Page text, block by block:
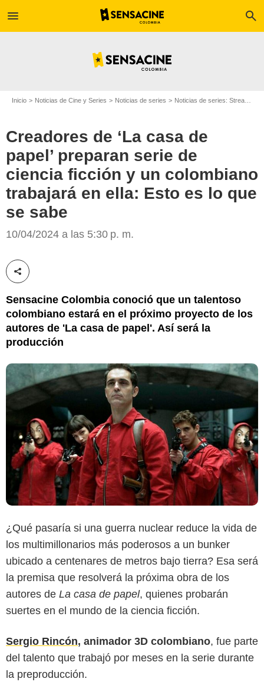
menu search
Inicio Noticias de Cine y Series Noticias de series Noticias de series: Streaming
Creadores de ‘La casa de
papel’ preparan serie de
ciencia ficción y un colombiano
trabajará en ella: Esto es lo que
se sabe
10/04/2024 a las 5:30 p. m.
Compartir esta noticia
Sensacine Colombia conoció que un talentoso
colombiano estará en el próximo proyecto de los
autores de 'La casa de papel'. Así será la
producción
¿Qué pasaría si una guerra nuclear reduce la vida de
los multimillonarios más poderosos a un bunker
ubicado a centenares de metros bajo tierra? Esa será
la premisa que resolverá la próxima obra de los
autores de La casa de papel, quienes probarán
suertes en el mundo de la ciencia ficción.
Sergio Rincón, animador 3D colombiano, fue parte
del talento que trabajó por meses en la serie durante
la preproducción.
Cortesía